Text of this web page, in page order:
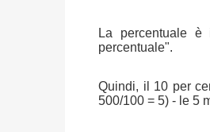
La percentuale
percentuale".
Quindi, il 10 per
500/100 = 5) - le 5